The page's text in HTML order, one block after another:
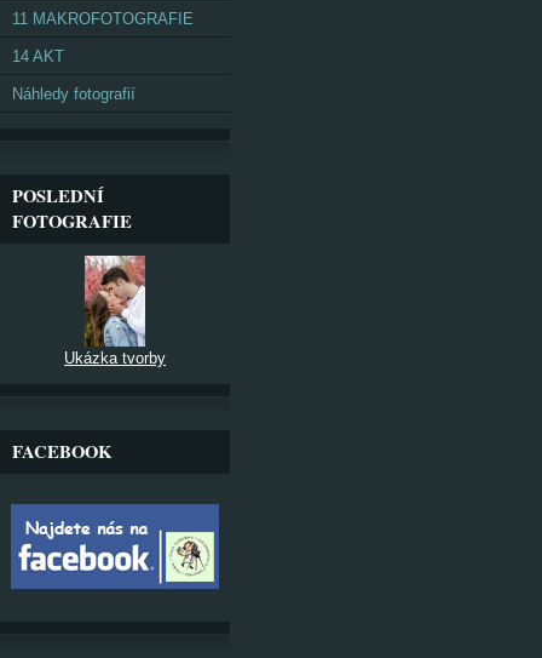
11 MAKROFOTOGRAFIE
14 AKT
Náhledy fotografií
POSLEDNÍ
FOTOGRAFIE
Ukázka tvorby
FACEBOOK